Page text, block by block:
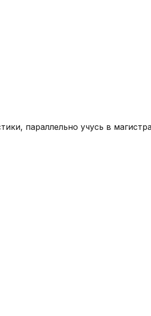
параллельно учусь в